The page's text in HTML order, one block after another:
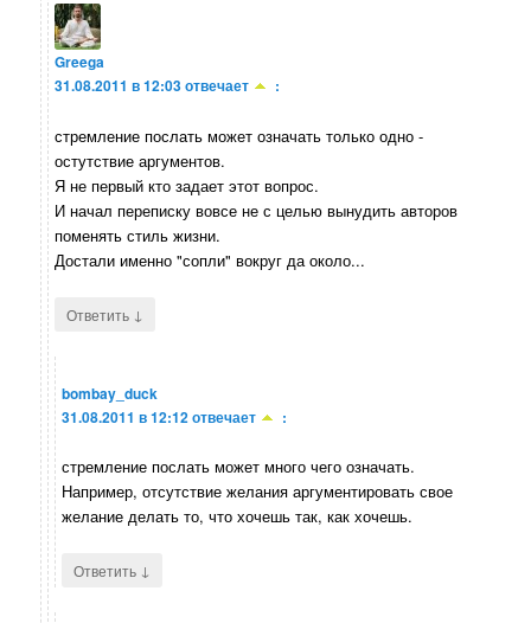
Greega
31.08.2011 в 12:03отвечает :
стремление послать может означать только одно -
остутствие аргументов.
Я не первый кто задает этот вопрос.
И начал переписку вовсе не с целью вынудить авторов
поменять стиль жизни.
Достали именно "сопли" вокруг да около...
Ответить ↓
bombay_duck
31.08.2011 в 12:12отвечает :
стремление послать может много чего означать.
Например, отсутствие желания аргументировать свое
желание делать то, что хочешь так, как хочешь.
Ответить ↓